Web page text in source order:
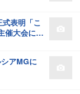
表明「こ
催大会にも
アMGに